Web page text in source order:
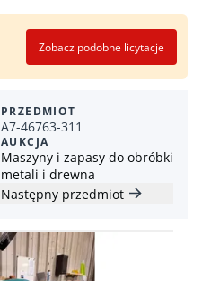
Zobacz podobne licytacje
PRZEDMIOT
A7-46763-311
AUKCJA
Maszyny i zapasy do obróbki
metali i drewna
Następny przedmiot